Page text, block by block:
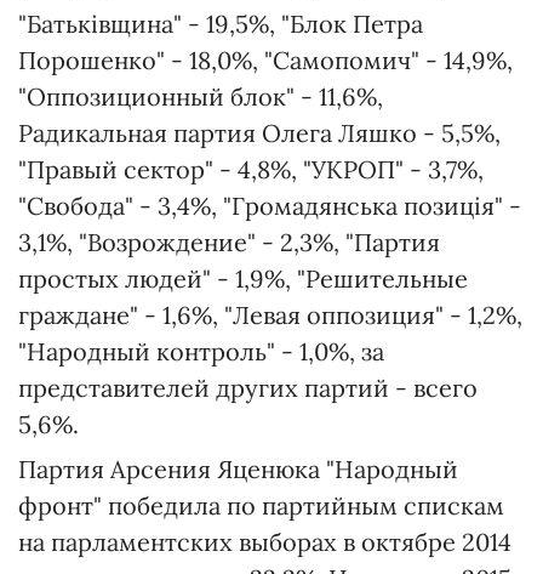
"Батьківщина" - 19,5%, "Блок Петра
Порошенко" - 18,0%, "Самопомич" - 14,9%,
"Оппозиционный блок" - 11,6%,
Радикальная партия Олега Ляшко - 5,5%,
"Правый сектор" - 4,8%, "УКРОП" - 3,7%,
"Свобода" - 3,4%, "Громадянська позиція" -
3,1%, "Возрождение" - 2,3%, "Партия
простых людей" - 1,9%, "Решительные
граждане" - 1,6%, "Левая оппозиция" - 1,2%,
"Народный контроль" - 1,0%, за
представителей других партий - всего
5,6%.
Партия Арсения Яценюка "Народный
фронт" победила по партийным спискам
на парламентских выборах в октябре 2014